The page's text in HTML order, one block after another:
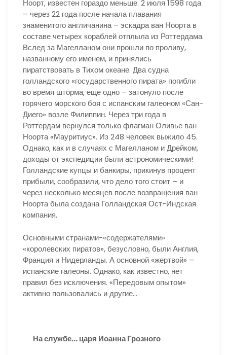
Ноорт, известен гораздо меньше. 2 июля 1598 года
– через 22 года после начала плавания
знаменитого англичанина – эскадра ван Ноорта в
составе четырех кораблей отплыла из Роттердама.
Вслед за Магелланом они прошли по проливу,
названному его именем, и принялись
пиратствовать в Тихом океане. Два судна
голландского «государственного пирата» погибли
во время шторма, еще одно – затонуло после
горячего морского боя с испанским галеоном «Сан-
Диего» возле Филиппин. Через три года в
Роттердам вернулся только флагман Оливье ван
Ноорта «Мауритиус». Из 248 человек выжило 45.
Однако, как и в случаях с Магелланом и Дрейком,
доходы от экспедиции были астрономическими!
Голландские купцы и банкиры, прикинув процент
прибыли, сообразили, что дело того стоит – и
через несколько месяцев после возвращения ван
Ноорта была создана Голландская Ост-Индская
компания.
Основными странами-«содержателями»
«королевских пиратов», безусловно, были Англия,
Франция и Нидерланды. А основной «жертвой» –
испанские галеоны. Однако, как известно, нет
правил без исключения. «Передовым опытом»
активно пользовались и другие…
На службе… царя Иоанна Грозного